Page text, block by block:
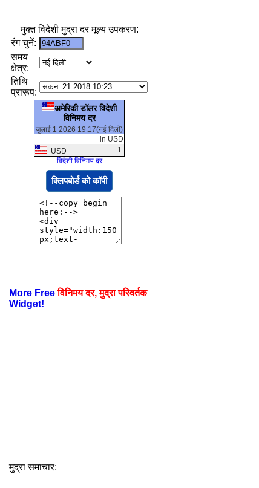
मुक्त विदेशी मुद्रा दर मूल्य उपकरण:
रंग चुनें:
समय
क्षेत्र:
तिथि
प्रारूप:
अमेरिकी डॉलर विदेशी
विनिमय दर
जुलाई 1 2026 19:17(नई दिली)
in USD
USD
1
विदेशी विनिमय दर
क्लिपबोर्ड को कॉपी
More Freeविनिमय दर, मुद्रा परिवर्तक
Widget!
मुद्रा समाचार: